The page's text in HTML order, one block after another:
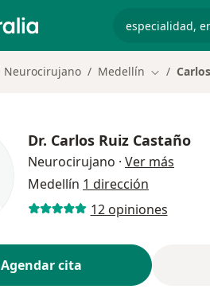
Neurocirujano Medellín Cambiar
Dr. Carlos Ruiz Castaño
Neurocirujano · Ver más
Medellín 1 dirección
12 opiniones
Agendar cita